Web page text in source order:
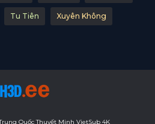
Tu Tiên Xuyên Không
Quốc Thuyết Minh VietSub 4K